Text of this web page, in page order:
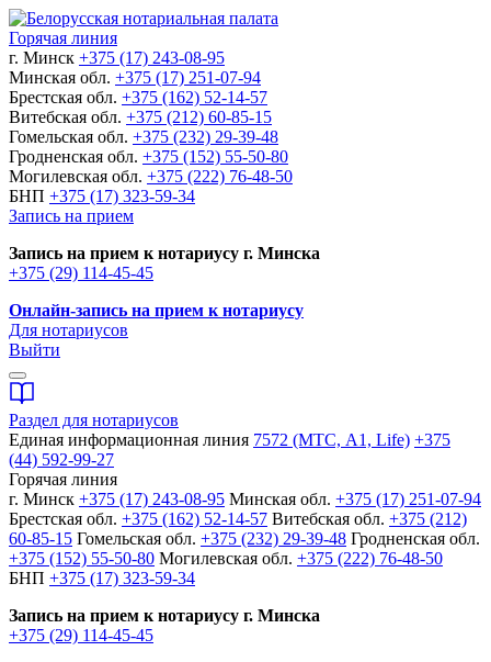
Горячая линия
г. Минск +375 (17) 243-08-95
Минская обл. +375 (17) 251-07-94
Брестская обл. +375 (162) 52-14-57
Витебская обл. +375 (212) 60-85-15
Гомельская обл. +375 (232) 29-39-48
Гродненская обл. +375 (152) 55-50-80
Могилевская обл. +375 (222) 76-48-50
БНП +375 (17) 323-59-34
Запись на прием
Запись на прием к нотариусу г. Минска
+375 (29) 114-45-45
Онлайн-запись на прием к нотариусу
Для нотариусов
Выйти
Раздел для нотариусов
Единая информационная линия 7572 (МТС, A1, Life) +375
(44) 592-99-27
Горячая линия
г. Минск +375 (17) 243-08-95 Минская обл. +375 (17) 251-07-94
Брестская обл. +375 (162) 52-14-57 Витебская обл. +375 (212)
60-85-15 Гомельская обл. +375 (232) 29-39-48 Гродненская обл.
+375 (152) 55-50-80 Могилевская обл. +375 (222) 76-48-50
БНП +375 (17) 323-59-34
Запись на прием к нотариусу г. Минска
+375 (29) 114-45-45